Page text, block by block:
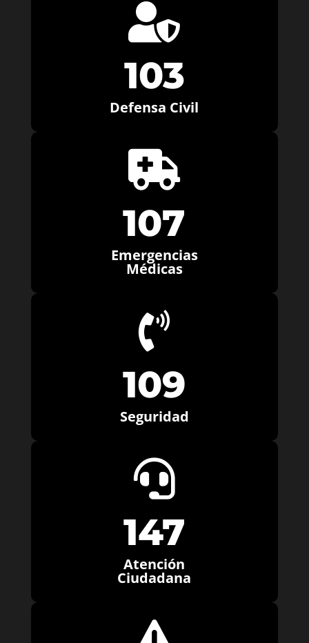

103
Defensa Civil

107
Emergencias
Médicas

109
Seguridad

147
Atención
Ciudadana